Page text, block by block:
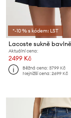
*-10 % s kódem: LST
Aktuální cena:
2499 Kč
Běžná cena:3799 Kč
Nejnižší cena:2699 Kč